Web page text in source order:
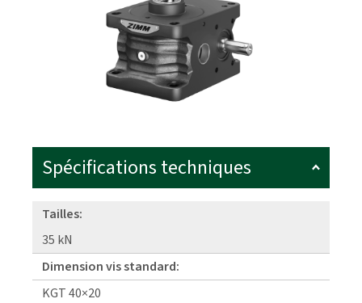
Spécifications techniques
Tailles:
35 kN
Dimension vis standard:
KGT 40×20